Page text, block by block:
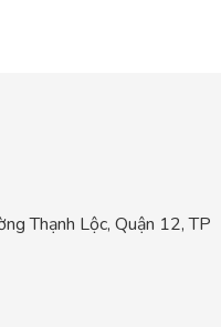
Thạnh Lộc, Quận 12, TP